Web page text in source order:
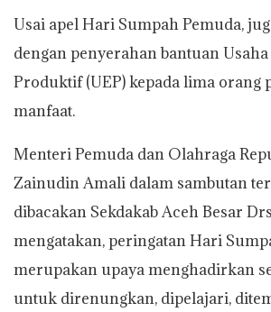
Usai apel Hari Sumpah Pemuda,
dengan penyerahan bantuan
Produktif (UEP) kepada lima orang
manfaat.
Menteri Pemuda dan Olahraga
Zainudin Amali dalam sambutan
dibacakan Sekdakab Aceh Besar
mengatakan, peringatan Hari
merupakan upaya menghadirkan
untuk direnungkan, dipelajari,